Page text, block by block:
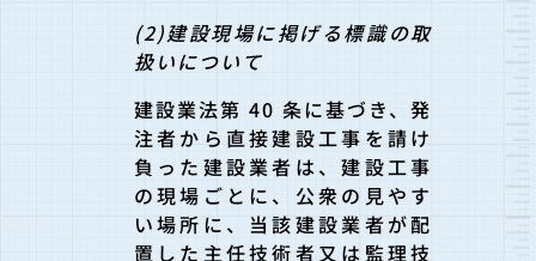
(2)建設現場に掲げる標識の取
扱いについて
建設業法第 40 条に基づき、発
注者から直接建設工事を請け
負った建設業者は、建設工事
の現場ごとに、公衆の見やす
い場所に、当該建設業者が配
置した主任技術者又は監理技